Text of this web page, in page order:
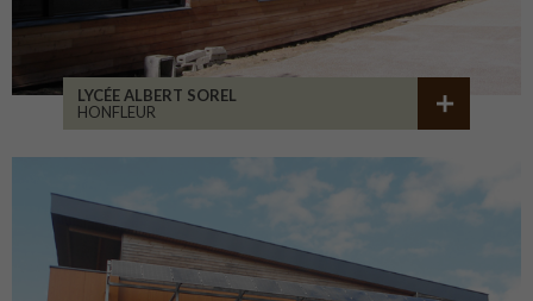
LYCÉE ALBERT SOREL
HONFLEUR